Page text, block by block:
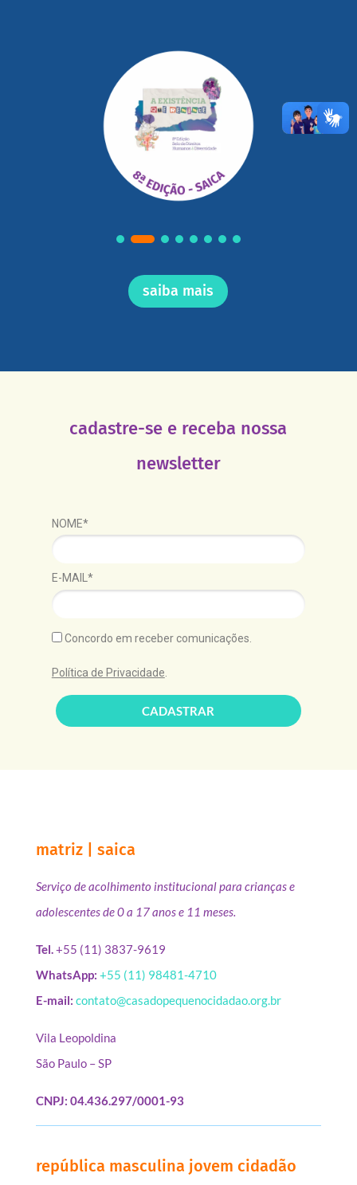
saiba mais
cadastre-se e receba nossa
newsletter
NOME*
E-MAIL*
Concordo em receber comunicações.
Política de Privacidade
CADASTRAR
matriz | saica
Serviço de acolhimento institucional para crianças e
adolescentes de 0 a 17 anos e 11 meses.
Tel.+55 (11) 3837-9619
WhatsApp: +55 (11) 98481-4710
E-mail: contato@casadopequenocidadao.org.br
Vila Leopoldina
São Paulo – SP
CNPJ: 04.436.297/0001-93
república masculina jovem cidadão